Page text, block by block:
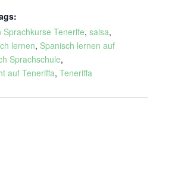
Sprachkurse Tenerife, salsa,
lernen, Spanisch lernen auf
Sprachschule,
auf Teneriffa, Teneriffa